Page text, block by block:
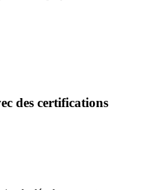
des certifications